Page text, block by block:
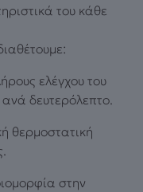
του κάθε
ελέγχου του
δευτερόλεπτο.
θερμοστατική
στην